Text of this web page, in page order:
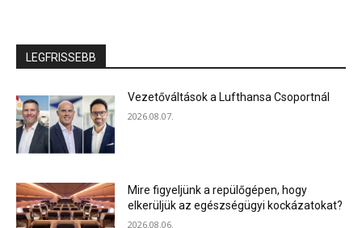
LEGFRISSEBB
Vezetőváltások a Lufthansa Csoportnál
2026.08.07.
Mire figyeljünk a repülőgépen, hogy
elkerüljük az egészségügyi kockázatokat?
2026.08.06.